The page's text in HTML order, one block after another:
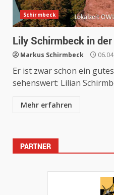
Schirmbeck
Lily Schirmbeck in
Markus Schirmbeck
Er ist zwar schon ein
sehenswert: Lilian
Mehr erfahren
PARTNER